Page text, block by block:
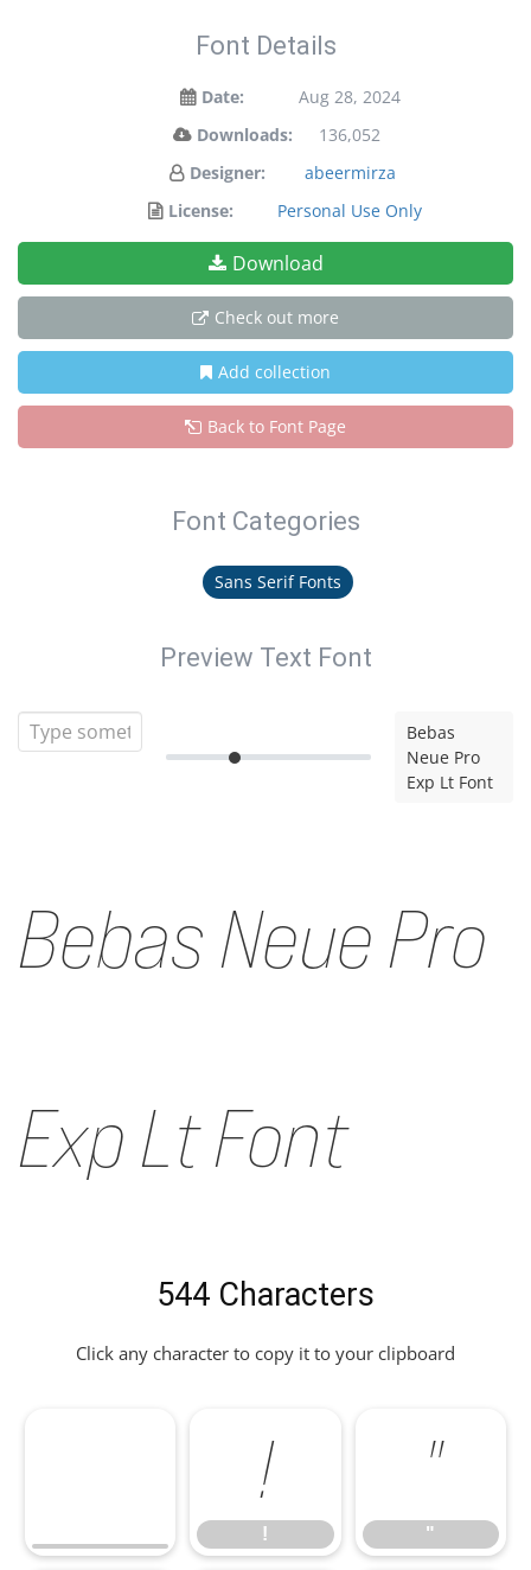
Font Details
Date:
Aug 28, 2024
Downloads:
136,052
Designer:
abeermirza
License:
Personal Use Only
Download
Check out more
Add collection
Back to Font Page
Font Categories
Sans Serif Fonts
Preview Text Font
Bebas
Neue Pro
Exp Lt Font
Bebas Neue Pro
Exp Lt Font
544 Characters
Click any character to copy it to your clipboard
!
!
"
"